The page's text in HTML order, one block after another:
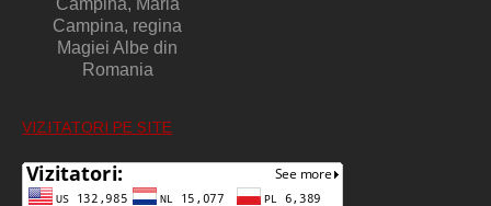
Campina, Maria
Campina, regina
Magiei Albe din
Romania
VIZITATORI PE SITE